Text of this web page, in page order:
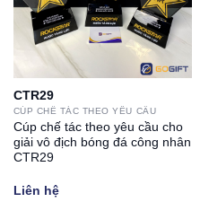
CTR29
CÚP CHẾ TÁC THEO YÊU CẦU
Cúp chế tác theo yêu cầu cho
giải vô địch bóng đá công nhân
CTR29
Liên hệ